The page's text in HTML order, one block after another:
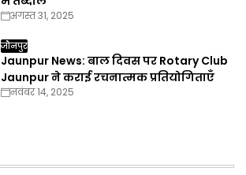
अगस्त 31, 2025
जौनपुर
Jaunpur News: बाल दिवस पर Rotary Club
Jaunpur ने कराई रचनात्मक प्रतियोगिताएँ
नवंबर 14, 2025